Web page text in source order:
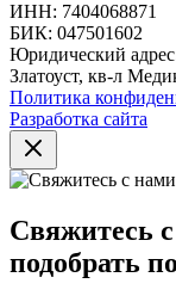
ИНН: 7404068871
БИК: 047501602
Юридический
Златоуст, кв-л
Политика
Разработка сайта
Свяжитесь
подобрать